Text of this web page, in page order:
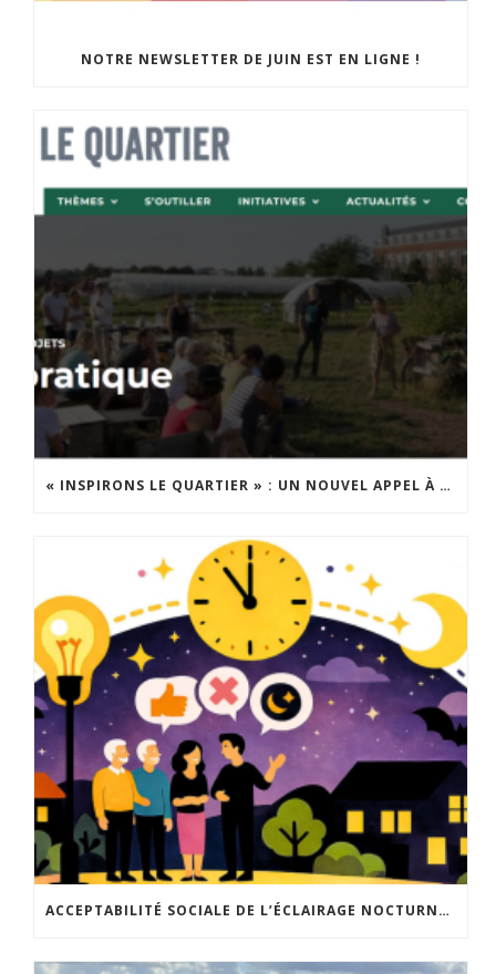
NOTRE NEWSLETTER DE JUIN EST EN LIGNE !
« INSPIRONS LE QUARTIER » : UN NOUVEL APPEL À PROJETS EST LANCÉ !
ACCEPTABILITÉ SOCIALE DE L’ÉCLAIRAGE NOCTURNE : LE REPLAY EST DISPONIBLE